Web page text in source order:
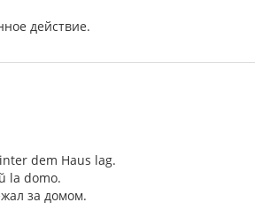
действие.
dem Haus lag.
la domo.
за домом.